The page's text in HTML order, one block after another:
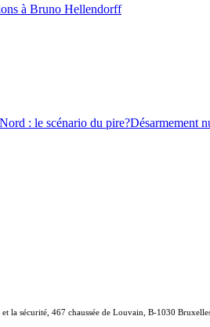
à Bruno Hellendorff
: le scénario du pire?Désarmement
la sécurité, 467 chaussée de Louvain, B-1030